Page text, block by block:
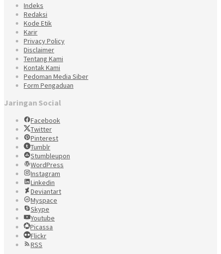
Indeks
Redaksi
Kode Etik
Karir
Privacy Policy
Disclaimer
Tentang Kami
Kontak Kami
Pedoman Media Siber
Form Pengaduan
Jaringan Social
Facebook
Twitter
Pinterest
Tumblr
Stumbleupon
WordPress
Instagram
Linkedin
Deviantart
Myspace
Skype
Youtube
Picassa
Flickr
RSS